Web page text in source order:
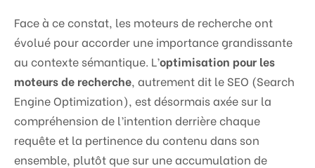
Face à ce constat, les moteurs de recherche ont
évolué pour accorder une importance grandissante
au contexte sémantique. L’optimisation pour les
moteurs de recherche, autrement dit le SEO (Search
Engine Optimization), est désormais axée sur la
compréhension de l’intention derrière chaque
requête et la pertinence du contenu dans son
ensemble, plutôt que sur une accumulation de